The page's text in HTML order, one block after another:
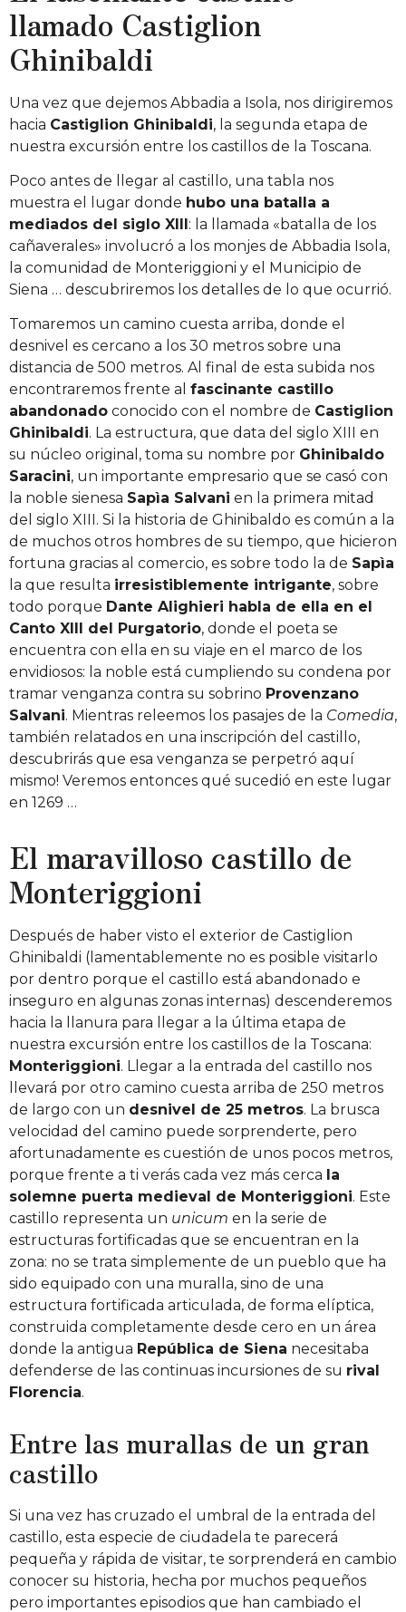
llamado Castiglion
Ghinibaldi
Una vez que dejemos Abbadia a Isola, nos dirigiremos
hacia Castiglion Ghinibaldi, la segunda etapa de
nuestra excursión entre los castillos de la Toscana.
Poco antes de llegar al castillo, una tabla nos
muestra el lugar donde hubo una batalla a
mediados del siglo XIII: la llamada «batalla de los
cañaverales» involucró a los monjes de Abbadia Isola,
la comunidad de Monteriggioni y el Municipio de
Siena … descubriremos los detalles de lo que ocurrió.
Tomaremos un camino cuesta arriba, donde el
desnivel es cercano a los 30 metros sobre una
distancia de 500 metros. Al final de esta subida nos
encontraremos frente al fascinante castillo
abandonado conocido con el nombre de Castiglion
Ghinibaldi. La estructura, que data del siglo XIII en
su núcleo original, toma su nombre por Ghinibaldo
Saracini, un importante empresario que se casó con
la noble sienesa Sapìa Salvani en la primera mitad
del siglo XIII. Si la historia de Ghinibaldo es común a la
de muchos otros hombres de su tiempo, que hicieron
fortuna gracias al comercio, es sobre todo la de Sapìa
la que resulta irresistiblemente intrigante, sobre
todo porque Dante Alighieri habla de ella en el
Canto XIII del Purgatorio, donde el poeta se
encuentra con ella en su viaje en el marco de los
envidiosos: la noble está cumpliendo su condena por
tramar venganza contra su sobrino Provenzano
Salvani. Mientras releemos los pasajes de la Comedia,
también relatados en una inscripción del castillo,
descubrirás que esa venganza se perpetró aquí
mismo! Veremos entonces qué sucedió en este lugar
en 1269 …
El maravilloso castillo de
Monteriggioni
Después de haber visto el exterior de Castiglion
Ghinibaldi (lamentablemente no es posible visitarlo
por dentro porque el castillo está abandonado e
inseguro en algunas zonas internas) descenderemos
hacia la llanura para llegar a la última etapa de
nuestra excursión entre los castillos de la Toscana:
Monteriggioni. Llegar a la entrada del castillo nos
llevará por otro camino cuesta arriba de 250 metros
de largo con un desnivel de 25 metros. La brusca
velocidad del camino puede sorprenderte, pero
afortunadamente es cuestión de unos pocos metros,
porque frente a ti verás cada vez más cerca la
solemne puerta medieval de Monteriggioni. Este
castillo representa un unicum en la serie de
estructuras fortificadas que se encuentran en la
zona: no se trata simplemente de un pueblo que ha
sido equipado con una muralla, sino de una
estructura fortificada articulada, de forma elíptica,
construida completamente desde cero en un área
donde la antigua República de Siena necesitaba
defenderse de las continuas incursiones de su rival
Florencia.
Entre las murallas de un gran
castillo
Si una vez has cruzado el umbral de la entrada del
castillo, esta especie de ciudadela te parecerá
pequeña y rápida de visitar, te sorprenderá en cambio
conocer su historia, hecha por muchos pequeños
pero importantes episodios que han cambiado el